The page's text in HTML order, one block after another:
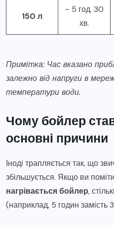
150 л
~ 5 год. 30
хв.
Примітка: Час вказано
залежно від напруги в
температури води.
Чому бойлер
основні причини
Іноді трапляється так, що
збільшується. Якщо ви
нагрівається бойлер,
(наприклад, 5 годин замість